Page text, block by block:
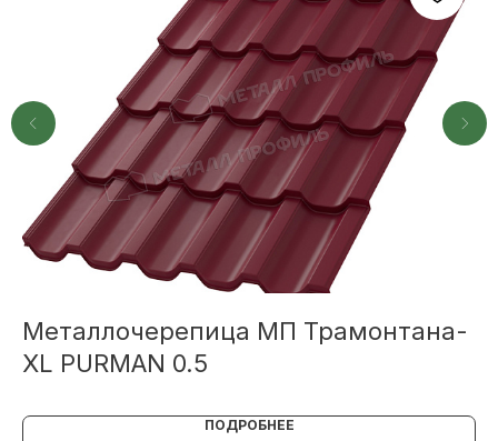
Металлочерепица МП Трамонтана-
XL PURMAN 0.5
ПОДРОБНЕЕ
Или напишите нам напрямую
MAX
TELEGRAM